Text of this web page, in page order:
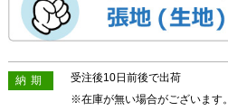
納期
受注後10日前後で出荷
※在庫が無い場合がございます。